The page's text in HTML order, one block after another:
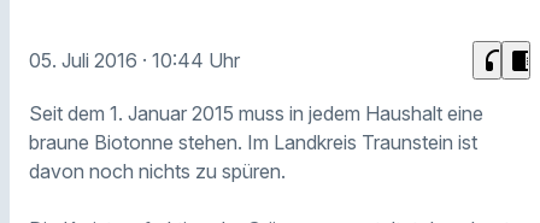
05. Juli 2016 · 10:44 Uhr headphones chrome_reader_mode
Seit dem 1. Januar 2015 muss in jedem Haushalt eine
braune Biotonne stehen. Im Landkreis Traunstein ist
davon noch nichts zu spüren.